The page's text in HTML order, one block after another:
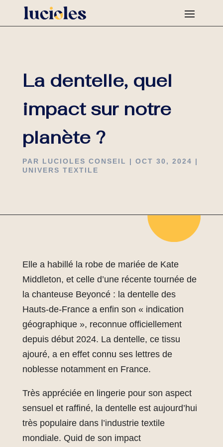
La dentelle, quel
impact sur notre
planète ?
PAR LUCIOLES CONSEIL | OCT 30, 2024 |
UNIVERS TEXTILE
Elle a habillé la robe de mariée de Kate
Middleton, et celle d’une récente tournée de
la chanteuse Beyoncé : la dentelle des
Hauts-de-France a enfin son « indication
géographique », reconnue officiellement
depuis début 2024. La dentelle, ce tissu
ajouré, a en effet connu ses lettres de
noblesse notamment en France.
Très appréciée en lingerie pour son aspect
sensuel et raffiné, la dentelle est aujourd’hui
très populaire dans l’industrie textile
mondiale. Quid de son impact